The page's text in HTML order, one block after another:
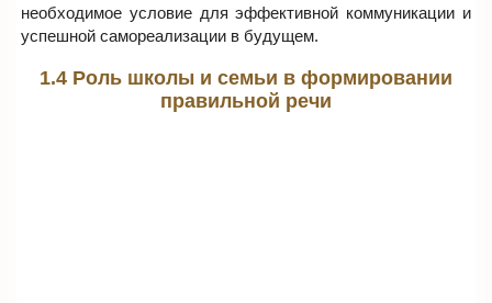
необходимое условие для эффективной коммуникации и
успешной самореализации в будущем.
1.4 Роль школы и семьи в формировании
правильной речи